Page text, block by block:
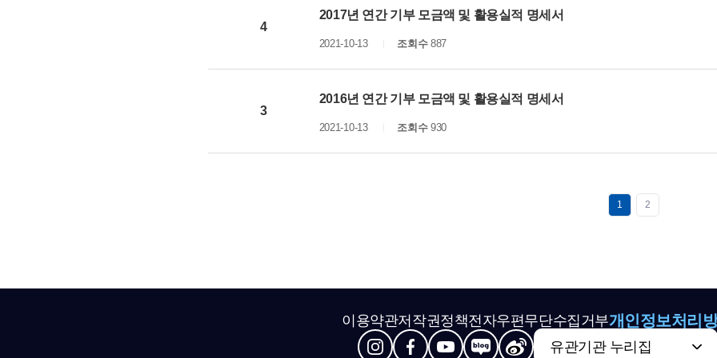
4
2017년 연간 기부 모금액 및 활용실적 명세서
2021-10-13 조회수887
3
2016년 연간 기부 모금액 및 활용실적 명세서
2021-10-13 조회수930
1 2
이용약관저작권정책전자우편무단수집거부개인정보처리
유관기관 누리집